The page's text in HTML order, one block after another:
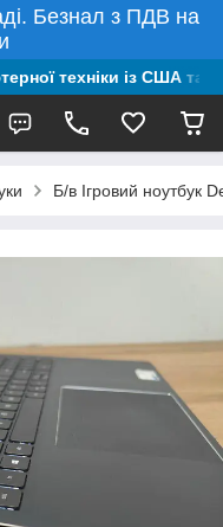
Безнал з ПДВ на
техніки із США та
Б/в Ігровий ноутбук